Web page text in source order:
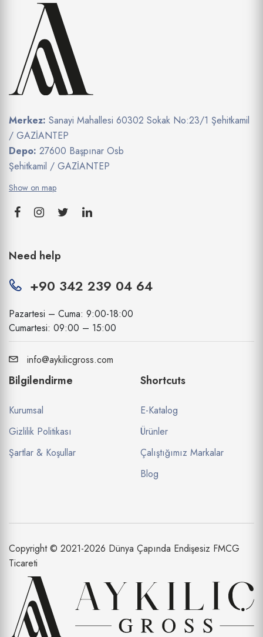
Merkez: Sanayi Mahallesi 60302 Sokak No:23/1 Şehitkamil
/ GAZİANTEP
Depo: 27600 Başpınar Osb
Şehitkamil / GAZİANTEP
Show on map
Need help
+90 342 239 04 64
Pazartesi – Cuma: 9:00-18:00
Cumartesi: 09:00 – 15:00
info@aykilicgross.com
Bilgilendirme
Kurumsal
Gizlilik Politikası
Şartlar & Koşullar
Shortcuts
E-Katalog
Ürünler
Çalıştığımız Markalar
Blog
Copyright © 2021-2026 Dünya Çapında Endişesiz FMCG
Ticareti